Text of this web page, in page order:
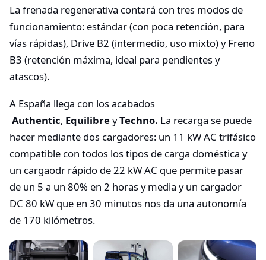
La frenada regenerativa contará con tres modos de
funcionamiento: estándar (con poca retención, para
vías rápidas), Drive B2 (intermedio, uso mixto) y Freno
B3 (retención máxima, ideal para pendientes y
atascos).
A España llega con los acabados
Authentic, EquilibreyTechno. La recarga se puede
hacer mediante dos cargadores: un 11 kW AC trifásico
compatible con todos los tipos de carga doméstica y
un cargaodr rápido de 22 kW AC que permite pasar
de un 5 a un 80% en 2 horas y media y un cargador
DC 80 kW que en 30 minutos nos da una autonomía
de 170 kilómetros.